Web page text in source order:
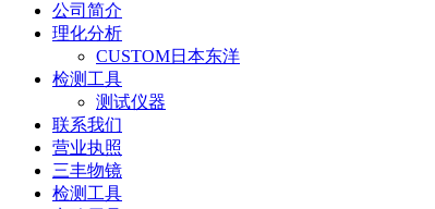
公司简介
理化分析
CUSTOM日本东洋
检测工具
测试仪器
联系我们
营业执照
三丰物镜
检测工具